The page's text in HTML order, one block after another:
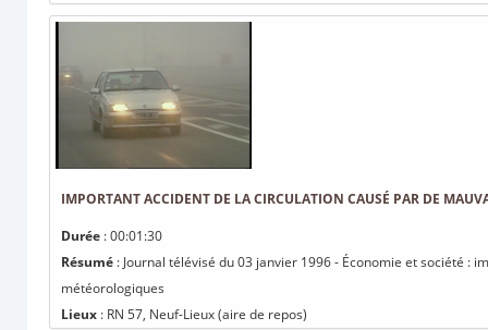
IMPORTANT ACCIDENT DE LA CIRCULATION CAUSÉ PAR DE
Durée : 00:01:30
Résumé : Journal télévisé du 03 janvier 1996 - Économie et société :
météorologiques
Lieux : RN 57, Neuf-Lieux (aire de repos)